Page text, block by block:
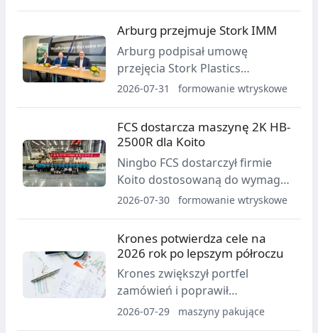
wsparcie dla odbiorców z
obszaru wytłaczania i
formowania wtryskowego w
Stanach Zjednoczonych i
Kanadzie.
Arburg przejmuje Stork IMM
Arburg podpisał umowę
przejęcia Stork Plastics
Machinery B.V. od Stibbe
rozszerzyć portfolio Arburga w
zakresie dużych wtryskarek oraz
2026-07-31 formowanie wtryskowe
FCS dostarcza maszynę 2K HB-
2500R dla Koito
Ningbo FCS dostarczył firmie
Koito dostosowaną do wymagań
klienta elektryczną
HB-2500R z poziomym stołem
obrotowym do
zaawansowanych zastosowań w
oświetleniu samochodowym.
2026-07-30 formowanie wtryskowe
Krones potwierdza cele na
2026 rok po lepszym półroczu
Krones zwiększył portfel
zamówień i poprawił
rentowność w pierwszym
2026-07-29 maszyny pakujące